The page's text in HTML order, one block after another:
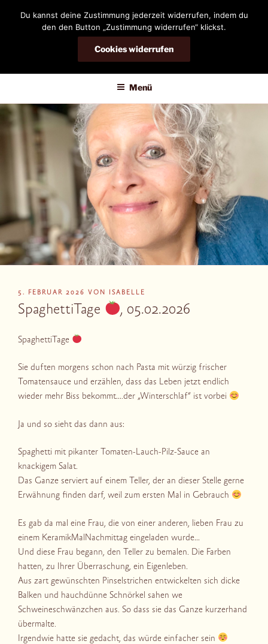
DIANDRA-CIRCLE
Menü
VERÖFFENTLICHT
AM
5. FEBRUAR 2026 VON ISABELLE
SpaghettiTage , 05.02.2026
SpaghettiTage
Sie duften morgens schon nach Pasta mit würzig frischer
Tomatensauce und erzählen, dass das Leben jetzt endlich
wieder mehr Biss bekommt….der „Winterschlaf“ ist vorbei
Ja und so sieht das dann aus:
Spaghetti mit pikanter Tomaten-Lauch-Pilz-Sauce an
knackigem Salat.
Das Ganze serviert auf einem Teller, der an dieser Stelle gerne
Erwähnung finden darf, weil zum ersten Mal in Gebrauch
Es gab da mal eine Frau, die von einer anderen, lieben Frau zu
einem KeramikMalNachmittag eingeladen wurde…
Und diese Frau begann, den Teller zu bemalen. Die Farben
hatten, zu Ihrer Überraschung, ein Eigenleben.
Aus zart gewünschten Pinselstrichen entwickelten sich dicke
Balken und hauchdünne Schnörkel sahen we
Schweineschwänzchen aus. So dass sie das Ganze kurzerhand
übermalte.
Irgendwie hatte sie gedacht, das würde einfacher sein
Du kannst deine Zustimmung jederzeit widerrufen, indem du
den den Button „Zustimmung widerrufen“ klickst.
Cookies widerrufen